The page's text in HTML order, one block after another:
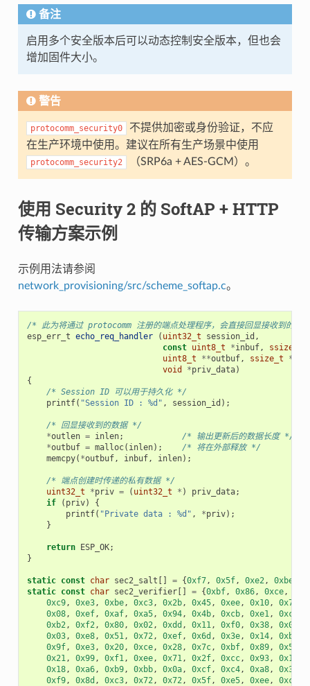
备注
启用多个安全版本后可以动态控制安全版本，但也会
增加固件大小。
警告
protocomm_security0
不提供加密或身份验证，不应
在生产环境中使用。建议在所有生产场景中使用
protocomm_security2 （SRP6a + AES-GCM）。
使用 Security 2 的 SoftAP + HTTP
传输方案示例
示例用法请参阅
network_provisioning/src/scheme_softap.c。
/* 此为将通过 protocomm 注册的端点处理程序，会直接回显接收到的数
esp_err_t echo_req_handler ( uint32_t session_id ,
const uint8_t *inbuf, ssize_t
uint8_t
**outbuf, ssize_t *
void
*priv_data)
{
/* Session ID 可以用于持久化 */
printf( "Session ID : %d" , session_id );
/* 回显接收到的数据 */
*outlen = inlen;
/* 输出更新后的数据长度 */
*outbuf = malloc( inlen);
/* 将在外部释放 */
memcpy( *outbuf, inbuf, inlen);
/* 端点创建时传递的私有数据 */
uint32_t
*priv = ( uint32_t * ) priv_data;
if
( priv)
{
printf( "Private data : %d" , *priv);
}
return ESP_OK;
}
static const char sec2_salt [] = {0xf7, 0x5f, 0xe2, 0xbe
static const char sec2_verifier[] = {0xbf, 0x86, 0xce,
0xc9, 0xe3, 0xbe, 0xc3, 0x2b, 0x45, 0xee, 0x10, 0x74
0x08, 0xef, 0xaf, 0xa5, 0x94, 0x4b, 0xcb, 0xe1, 0xce
0xb2, 0xf2, 0x80, 0x02, 0xdd , 0x11, 0xf0, 0x38, 0x0e
0x03, 0xe8, 0x51, 0x72, 0xef, 0x6d , 0x3e, 0x14, 0xb9
0x9f, 0xe3, 0x20, 0xce, 0x28, 0x7c, 0xbf, 0x89, 0x50
0x21, 0x99, 0xf1, 0xee, 0x71, 0x2f, 0xcc, 0x93, 0x16
0x18, 0xa6, 0xb9, 0xbb, 0x0a, 0xcf, 0xc4, 0xa8, 0x32
0xf9, 0x8d , 0xc3, 0x72, 0x72, 0x5f, 0xe5, 0xee, 0xc3